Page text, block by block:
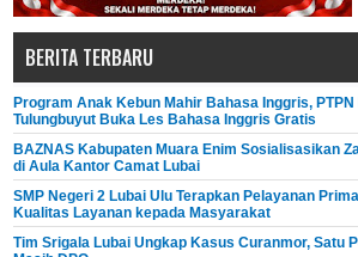
BERITA TERBARU
Program Anak Kebun Mahir Bahasa Inggris,
Tulungbuyut Buka Les Bahasa Inggris Gratis
BAZNAS Kabupaten Muara Enim Sosialisasikan
di Aula Kantor Camat Lubai
SMP Negeri 2 Lubai Ulu Terapkan Pelayanan
Kualitas Layanan kepada Masyarakat
Tim Srigala Lubai Ungkap Kasus Curanmor, Satu